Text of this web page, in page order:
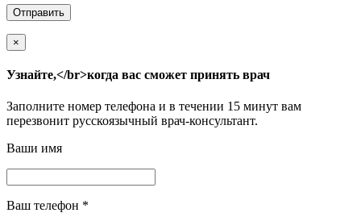
×
Узнайте,</br>когда вас сможет принять врач
Заполните номер телефона и в течении 15 минут вам
перезвонит русскоязычный врач-консультант.
Ваши имя
Ваш телефон *